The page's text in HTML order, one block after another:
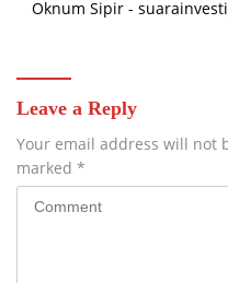
Oknum Sipir -
Leave a Reply
Your email address will not
marked *